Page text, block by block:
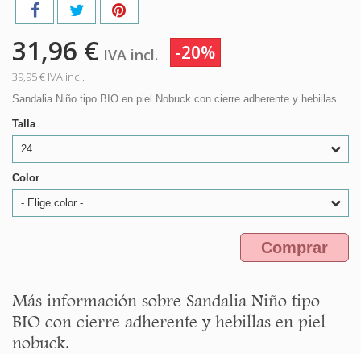
31,96 € IVA incl. -20%
39,95 €IVA incl.
Sandalia Niño tipo BIO en piel Nobuck con cierre adherente y hebillas.
Talla
24
Color
- Elige color -
Comprar
Más información sobre Sandalia Niño tipo
BIO con cierre adherente y hebillas en piel
nobuck.